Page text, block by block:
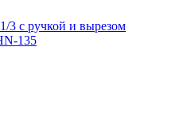
3 с ручкой и вырезом
135